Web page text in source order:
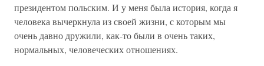
президентом польским. И у меня была история, когда я
человека вычеркнула из своей жизни, с которым мы
очень давно дружили, как-то были в очень таких,
нормальных, человеческих отношениях.